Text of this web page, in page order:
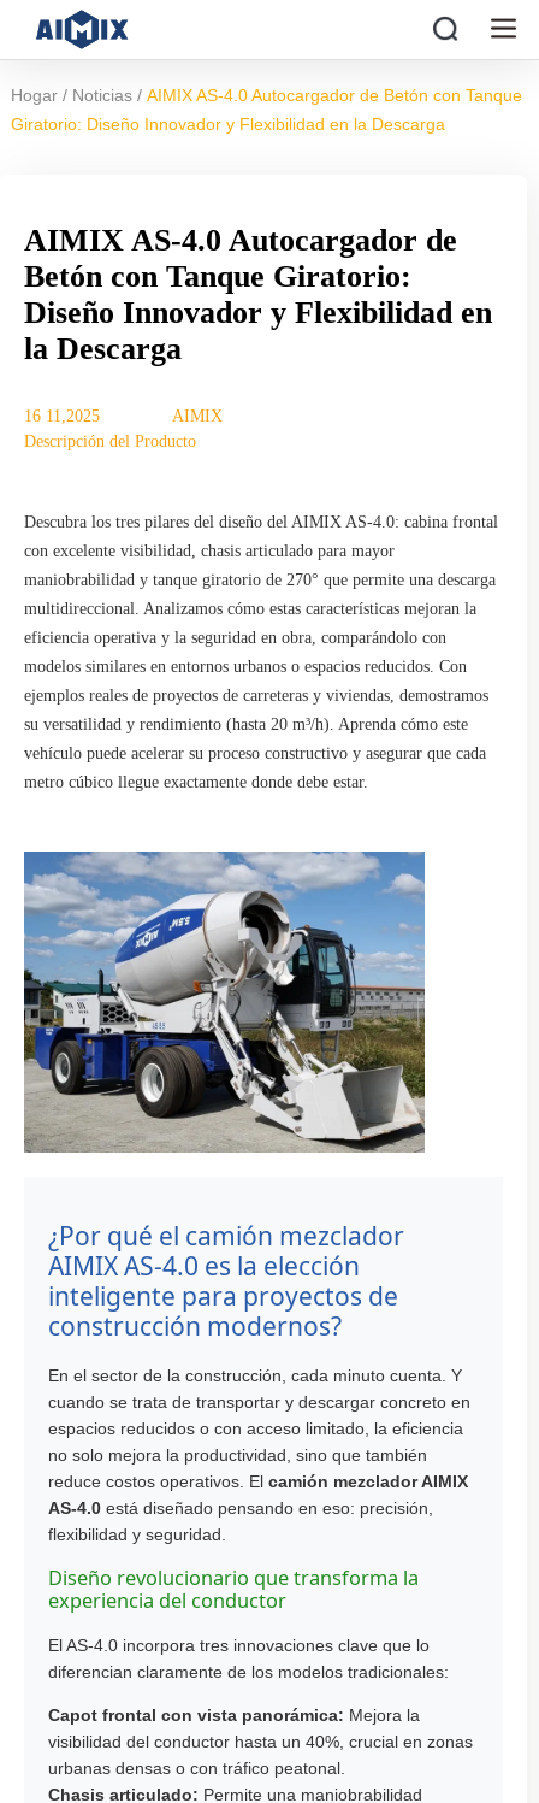
Hogar / Noticias / AIMIX AS-4.0 Autocargador de Betón con Tanque
Giratorio: Diseño Innovador y Flexibilidad en la Descarga
AIMIX AS-4.0 Autocargador de
Betón con Tanque Giratorio:
Diseño Innovador y Flexibilidad en
la Descarga
16 11,2025
AIMIX
Descripción del Producto
Descubra los tres pilares del diseño del AIMIX AS-4.0: cabina frontal
con excelente visibilidad, chasis articulado para mayor
maniobrabilidad y tanque giratorio de 270° que permite una descarga
multidireccional. Analizamos cómo estas características mejoran la
eficiencia operativa y la seguridad en obra, comparándolo con
modelos similares en entornos urbanos o espacios reducidos. Con
ejemplos reales de proyectos de carreteras y viviendas, demostramos
su versatilidad y rendimiento (hasta 20 m³/h). Aprenda cómo este
vehículo puede acelerar su proceso constructivo y asegurar que cada
metro cúbico llegue exactamente donde debe estar.
¿Por qué el camión mezclador
AIMIX AS-4.0 es la elección
inteligente para proyectos de
construcción modernos?
En el sector de la construcción, cada minuto cuenta. Y
cuando se trata de transportar y descargar concreto en
espacios reducidos o con acceso limitado, la eficiencia
no solo mejora la productividad, sino que también
reduce costos operativos. El camión mezclador AIMIX
AS-4.0 está diseñado pensando en eso: precisión,
flexibilidad y seguridad.
Diseño revolucionario que transforma la
experiencia del conductor
El AS-4.0 incorpora tres innovaciones clave que lo
diferencian claramente de los modelos tradicionales:
Capot frontal con vista panorámica: Mejora la
visibilidad del conductor hasta un 40%, crucial en zonas
urbanas densas o con tráfico peatonal.
Chasis articulado: Permite una maniobrabilidad